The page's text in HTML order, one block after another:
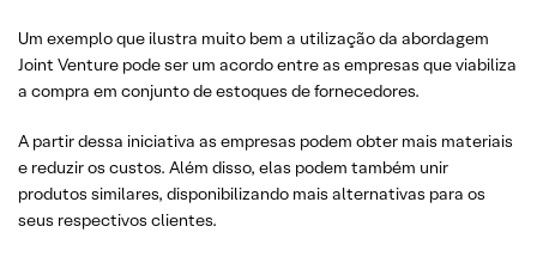
Um exemplo que ilustra muito bem a utilização da abordagem
Joint Venture pode ser um acordo entre as empresas que viabiliza
a compra em conjunto de estoques de fornecedores.
A partir dessa iniciativa as empresas podem obter mais materiais
e reduzir os custos. Além disso, elas podem também unir
produtos similares, disponibilizando mais alternativas para os
seus respectivos clientes.